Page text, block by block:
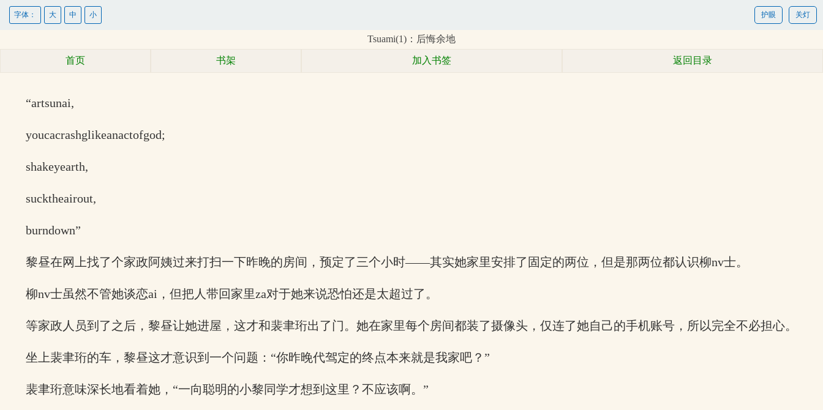
关灯
护眼
字体： 大 中 小
Tsuami(1)：后悔余地
首页 书架 加入书签 返回目录
“artsunai,
youcacrashglikeanactofgod;
shakeyearth,
sucktheairout,
burndown”
黎昼在网上找了个家政阿姨过来打扫一下昨晚的房间，预定了三个小时——其实她家里安排了固定的两位，但是那两位都认识柳nv士。
柳nv士虽然不管她谈恋ai，但把人带回家里za对于她来说恐怕还是太超过了。
等家政人员到了之后，黎昼让她进屋，这才和裴聿珩出了门。她在家里每个房间都装了摄像头，仅连了她自己的手机账号，所以完全不必担心。
坐上裴聿珩的车，黎昼这才意识到一个问题：“你昨晚代驾定的终点本来就是我家吧？”
裴聿珩意味深长地看着她，“一向聪明的小黎同学才想到这里？不应该啊。”